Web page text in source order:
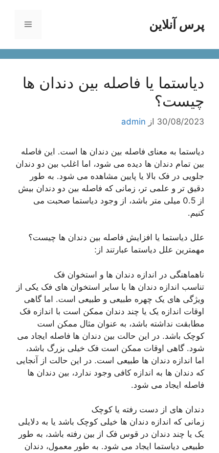
محتواپرس آنلاین فهرست
دیاستما یا فاصله بین دندان ها
چیست؟
30/08/2023 از admin
دیاستما به معنای فاصله بین دندان ها است. این فاصله
بین تمام دندان ها دیده می شود، اما اغلب بین دو دندان
جلویی در فک بالا یا پایین مشاهده می شود. به طور
دقیق تر و علمی تر، زمانی که فاصله بین دو دندان بیش
از 0.5 میلی متر باشد، از وجود دیاستما صحبت می
کنیم.
علل دیاستما یا افزایش فاصله بین دندان ها چیست؟
مهمترین علل دیاستما عبارتند از:
ناهماهنگی در اندازه دندان ها و استخوان فک
تناسب اندازه دندان ها با سایر استخوان های فک یکی از
ویژگی های یک چهره طبیعی و طبیعی است. اما گاهی
اوقات اندازه یک یا چند دندان ممکن است با اندازه فک
مطابقت نداشته باشد، به عنوان مثال ممکن است
کوچک باشد. در این حالت بین دندان ها فاصله ایجاد می
شود. گاهی اوقات ممکن است فک خیلی بزرگ باشد،
اما اندازه دندان ها طبیعی است. در این حالت از آنجایی
که دندان ها به اندازه کافی وجود ندارد، بین دندان ها
فاصله ایجاد می شود.
دندان های از دست رفته یا کوچک
زمانی که اندازه دندان ها خیلی کوچک باشد یا به دلایلی
یک یا چند دندان در قوس فک از بین رفته باشد، به طور
طبیعی دیاستما ایجاد می شود. به طور معمول، دندان